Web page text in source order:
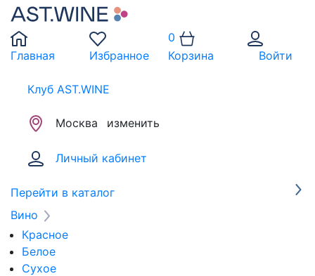
Главная Избранное
0
Корзина
Войти
Клуб AST.WINE
Москва изменить
Личный кабинет
Перейти в каталог
Вино
Красное
Белое
Сухое